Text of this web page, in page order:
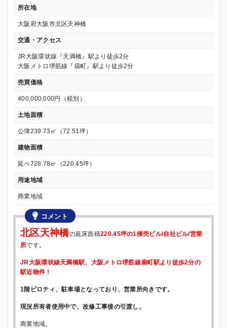
所在地
大阪府大阪市北区天神橋
交通・アクセス
JR大阪環状線『天満橋』駅より徒歩2分
大阪メトロ堺筋線『扇町』駅より徒歩2分
売買価格
400,000,000円（税別）
土地面積
公簿239.73㎡（72.51坪）
建物面積
延べ728.78㎡（220.45坪）
用途地域
商業地域
コメント
北区天神橋の延床面積220.45坪の1棟売ビル/自社ビル/営業
所です。
JR大阪環状線天満橋駅、大阪メトロ堺筋線扇町駅より徒歩2分の
駅近物件！
1階ピロティ、駐車場となっており、営業所向きです。
現況所有者使用中で、改修工事後の引渡し。
商業地域。